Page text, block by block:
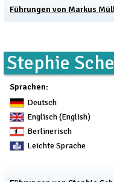
Führungen von Markus
Stephie
Sprachen:
Deutsch
Englisch (English)
Berlinerisch
Leichte Sprache